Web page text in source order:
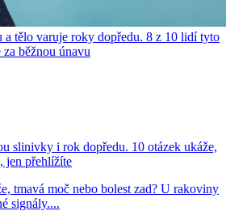
tělo varuje roky dopředu. 8 z 10 lidí tyto
běžnou únavu
slinivky i rok dopředu. 10 otázek ukáže,
jen přehlížíte
tmavá moč nebo bolest zad? U rakoviny
signály....